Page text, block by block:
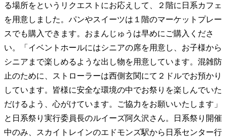
る場所をというリクエストにお応えして、２階に日系カフェ
を用意しました。パンやスイーツは１階のマーケットプレー
スでも購入できます。おまんじゅうは早めにご購入くださ
い。「イベントホールにはシニアの席を用意し、お子様から
シニアまで楽しめるような出し物を用意しています。混雑防
止のために、ストローラーは西側玄関にて２ドルでお預かり
しています。皆様に安全な環境の中でお祭りを楽しんでいた
だけるよう、心がけています。ご協力をお願いいたします」
と日系祭り実行委員長のルイーズ阿久沢さん。日系祭り開催
中のみ、スカイトレインのエドモンズ駅から日系センター行